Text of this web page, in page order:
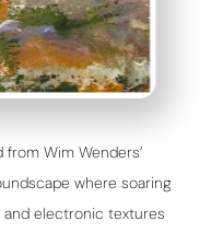
Wim Wenders’
where soaring
and electronic textures